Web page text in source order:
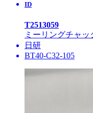
ID
T2513059
ミーリングチャッ
日研
BT40-C32-105